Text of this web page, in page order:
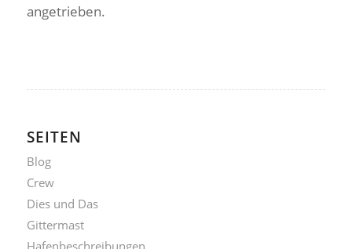
angetrieben.
SEITEN
Blog
Crew
Dies und Das
Gittermast
Hafenbeschreibungen